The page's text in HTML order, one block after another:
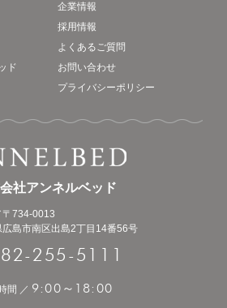
ド
企業情報
採用情報
よくあるご質問
お問い合わせ
プライバシーポリシー
社アンネルベッド
〒734-0013
広島市南区出島2丁目14番56号
255-5111
間 ／ 9:00 ～ 18:00